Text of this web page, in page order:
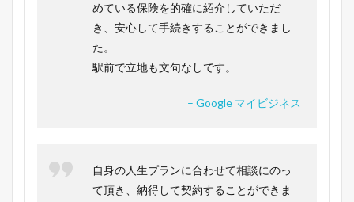
めている保険を的確に紹介していただ
き、安心して手続きすることができまし
た。
駅前で立地も文句なしです。
– Google マイビジネス
自身の人生プランに合わせて相談にのっ
て頂き、納得して契約することができま